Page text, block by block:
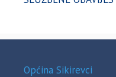
Općina Sikirevci